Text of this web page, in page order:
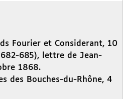
Fourier et Considerant, 10
685), lettre de Jean-
1868.
des Bouches-du-Rhône, 4